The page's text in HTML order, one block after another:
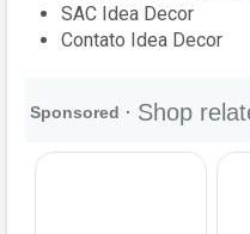
SAC Idea Decor
Contato Idea Decor